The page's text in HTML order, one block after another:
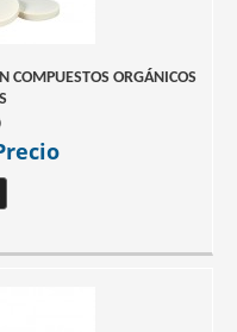
COMPUESTOS ORGÁNICOS